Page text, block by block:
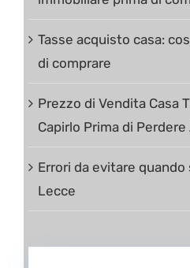
Tasse acquisto casa:
di comprare
Prezzo di Vendita Casa
Capirlo Prima di
Errori da evitare quando
Lecce